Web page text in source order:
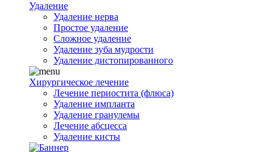
Удаление
Удаление нерва
Простое удаление
Сложное удаление
Удаление зуба мудрости
Удаление дистопированного
Хирургическое лечение
Лечение периостита (флюса)
Удаление импланта
Удаление гранулемы
Лечение абсцесса
Удаление кисты